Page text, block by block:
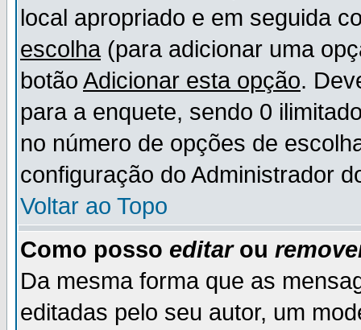
local apropriado e em seguida
escolha (para adicionar uma
botão Adicionar esta opção.
para a enquete, sendo 0
no número de opções de
configuração do Administrador
Voltar ao Topo
Como posso editarou
Da mesma forma que as
editadas pelo seu autor, um